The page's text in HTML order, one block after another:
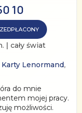
10
| cały świat
Karty Lenormand,
do mnie
mojej pracy.
możliwości.